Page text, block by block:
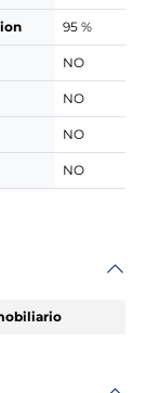
95 %
NO
NO
NO
NO